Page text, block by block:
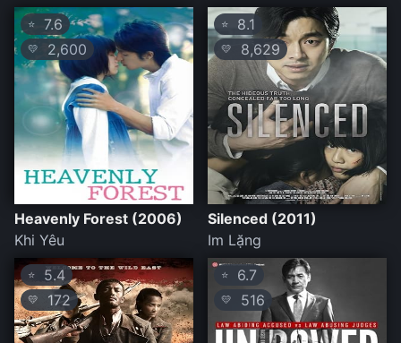
⭐ 7.6
💛 2,600
Heavenly Forest (2006)
Khi Yêu
⭐ 8.1
💛 8,629
Silenced (2011)
Im Lặng
⭐ 5.4
💛 172
⭐ 6.7
💛 516